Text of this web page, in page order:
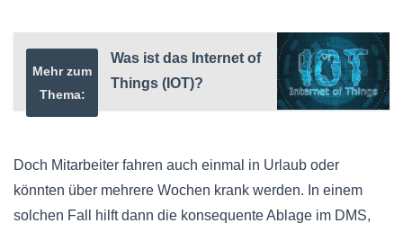
Mehr zum
Thema:
Was ist das Internet of
Things (IOT)?
Doch Mitarbeiter fahren auch einmal in Urlaub oder
könnten über mehrere Wochen krank werden. In einem
solchen Fall hilft dann die konsequente Ablage im DMS,